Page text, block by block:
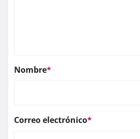
Nombre*
Correo electrónico*